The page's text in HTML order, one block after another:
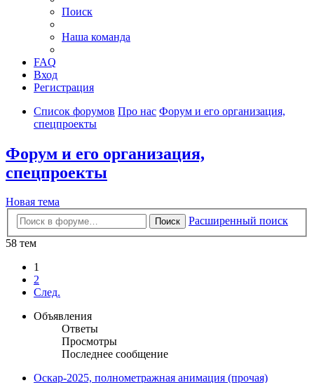
Поиск
Наша команда
FAQ
Вход
Регистрация
Список форумов Про нас Форум и его организация,
спецпроекты
Форум и его организация,
спецпроекты
Новая тема
Поиск
Расширенный поиск
58 тем
1
2
След.
Объявления
Ответы
Просмотры
Последнее сообщение
Оскар-2025, полнометражная анимация (прочая)